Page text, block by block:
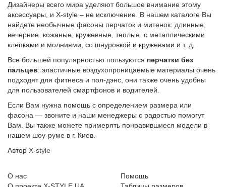
Дизайнеры всего мира уделяют большое внимание этому
аксессуары, и X-style – не исключение. В нашем каталоге Вы
найдете необычные фасоны перчаток и митенок: длинные,
вечерние, кожаные, кружевные, теплые, с металлическими
клепками и молниями, со шнуровкой и кружевами и т. д.
Все большей популярностью пользуются перчатки без
пальцев: эластичные воздухопроницаемые материалы очень
подходят для фитнеса и пол-дэнс, они также очень удобны
для пользователей смартфонов и водителей.
Если Вам нужна помощь с определением размера или
фасона — звоните и наши менеджеры с радостью помогут
Вам. Вы также можете примерять понравившиеся модели в
нашем шоу-руме в г. Киев.
Автор X-style
О нас
Помощь